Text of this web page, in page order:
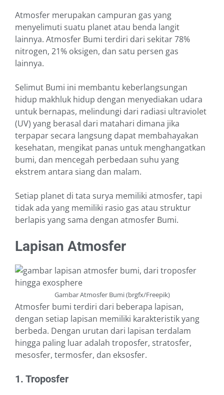
Atmosfer merupakan campuran gas yang
menyelimuti suatu planet atau benda langit
lainnya. Atmosfer Bumi terdiri dari sekitar 78%
nitrogen, 21% oksigen, dan satu persen gas
lainnya.
Selimut Bumi ini membantu keberlangsungan
hidup makhluk hidup dengan menyediakan udara
untuk bernapas, melindungi dari radiasi ultraviolet
(UV) yang berasal dari matahari dimana jika
terpapar secara langsung dapat membahayakan
kesehatan, mengikat panas untuk menghangatkan
bumi, dan mencegah perbedaan suhu yang
ekstrem antara siang dan malam.
Setiap planet di tata surya memiliki atmosfer, tapi
tidak ada yang memiliki rasio gas atau struktur
berlapis yang sama dengan atmosfer Bumi.
Lapisan Atmosfer
Gambar Atmosfer Bumi (brgfx/Freepik)
Atmosfer bumi terdiri dari beberapa lapisan,
dengan setiap lapisan memiliki karakteristik yang
berbeda. Dengan urutan dari lapisan terdalam
hingga paling luar adalah troposfer, stratosfer,
mesosfer, termosfer, dan eksosfer.
1. Troposfer